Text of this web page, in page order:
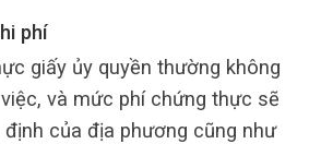
phí
giấy ủy quyền thường không
và mức phí chứng thực sẽ
của địa phương cũng như